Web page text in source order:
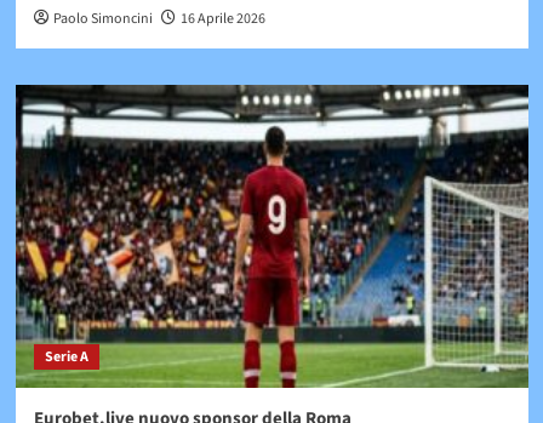
Paolo Simoncini 16 Aprile 2026
Serie A